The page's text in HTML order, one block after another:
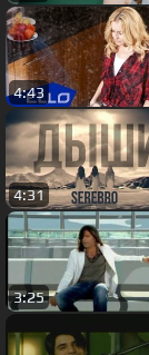
4:43
4:31
3:25